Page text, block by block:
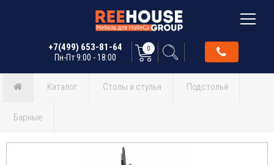
+7(499) 653-81-64
Пн-Пт 9:00 - 18:00
0
Каталог Столы и стулья Подстолья
Барные